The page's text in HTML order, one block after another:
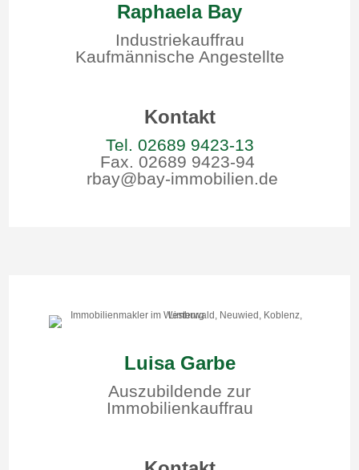
Raphaela Bay
Industriekauffrau
Kaufmännische Angestellte
Kontakt
Tel. 02689 9423-13
Fax. 02689 9423-94
rbay@bay-immobilien.de
Luisa Garbe
Auszubildende zur
Immobilienkauffrau